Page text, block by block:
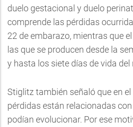
duelo gestacional y duelo
comprende las pérdidas
22 de embarazo, mientras que
las que se producen desde la
y hasta los siete días de vida del
Stiglitz también señaló que en
pérdidas están relacionadas
podían evolucionar. Por ese